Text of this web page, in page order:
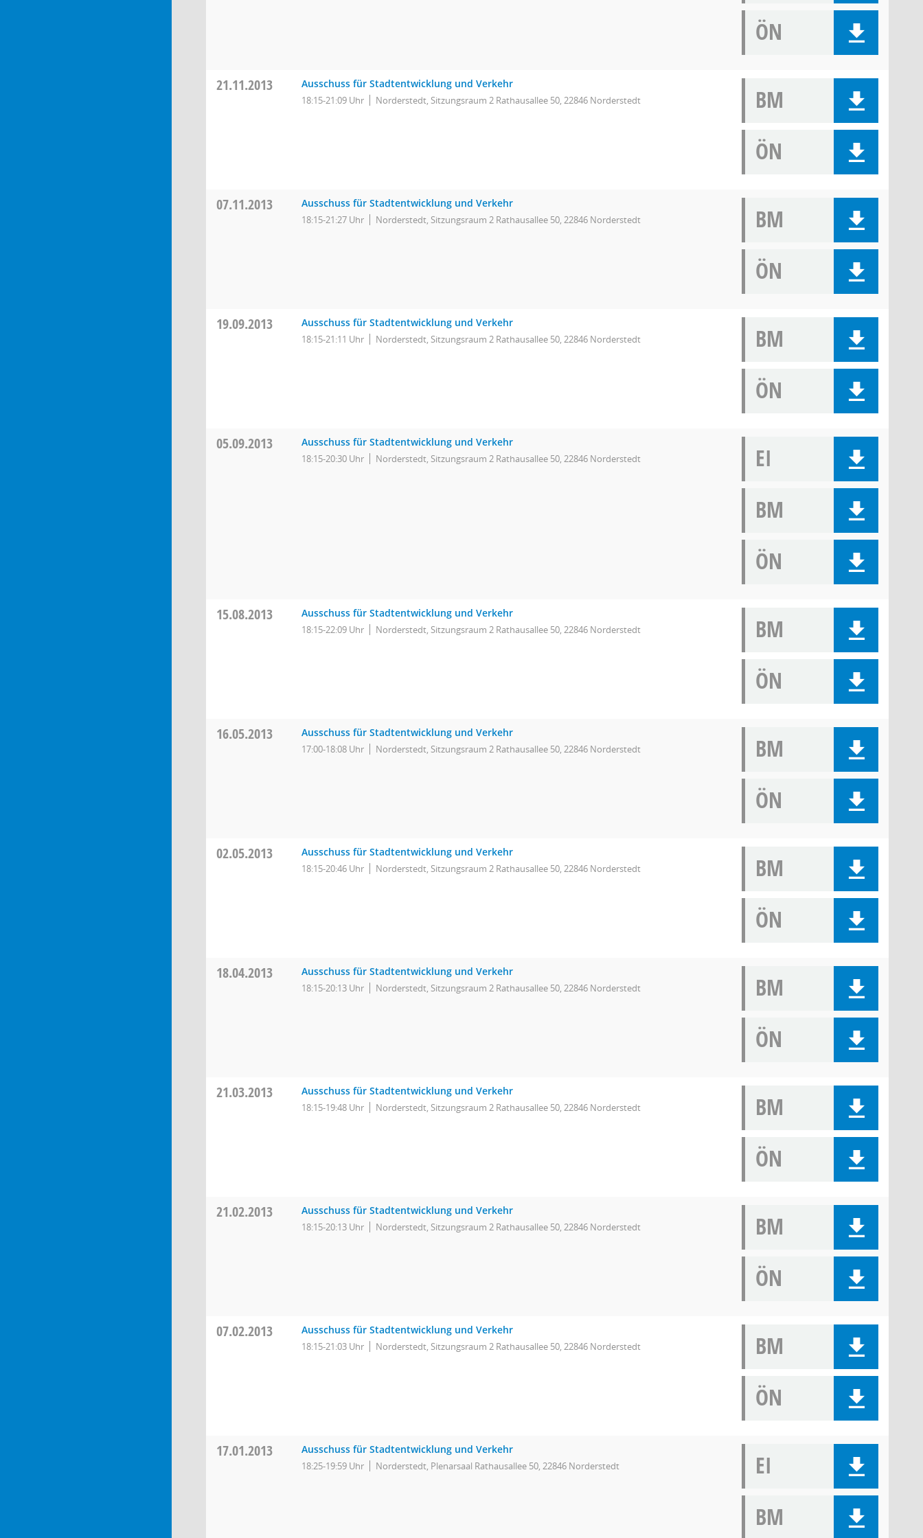
ÖN
21.11.2013 Ausschuss für Stadtentwicklung und Verkehr
18:15-21:09 Uhr Norderstedt, Sitzungsraum 2 Rathausallee 50, 22846 Norderstedt
BM
ÖN
07.11.2013 Ausschuss für Stadtentwicklung und Verkehr
18:15-21:27 Uhr Norderstedt, Sitzungsraum 2 Rathausallee 50, 22846 Norderstedt
BM
ÖN
19.09.2013 Ausschuss für Stadtentwicklung und Verkehr
18:15-21:11 Uhr Norderstedt, Sitzungsraum 2 Rathausallee 50, 22846 Norderstedt
BM
ÖN
05.09.2013 Ausschuss für Stadtentwicklung und Verkehr
18:15-20:30 Uhr Norderstedt, Sitzungsraum 2 Rathausallee 50, 22846 Norderstedt
EI
BM
ÖN
15.08.2013 Ausschuss für Stadtentwicklung und Verkehr
18:15-22:09 Uhr Norderstedt, Sitzungsraum 2 Rathausallee 50, 22846 Norderstedt
BM
ÖN
16.05.2013 Ausschuss für Stadtentwicklung und Verkehr
17:00-18:08 Uhr Norderstedt, Sitzungsraum 2 Rathausallee 50, 22846 Norderstedt
BM
ÖN
02.05.2013 Ausschuss für Stadtentwicklung und Verkehr
18:15-20:46 Uhr Norderstedt, Sitzungsraum 2 Rathausallee 50, 22846 Norderstedt
BM
ÖN
18.04.2013 Ausschuss für Stadtentwicklung und Verkehr
18:15-20:13 Uhr Norderstedt, Sitzungsraum 2 Rathausallee 50, 22846 Norderstedt
BM
ÖN
21.03.2013 Ausschuss für Stadtentwicklung und Verkehr
18:15-19:48 Uhr Norderstedt, Sitzungsraum 2 Rathausallee 50, 22846 Norderstedt
BM
ÖN
21.02.2013 Ausschuss für Stadtentwicklung und Verkehr
18:15-20:13 Uhr Norderstedt, Sitzungsraum 2 Rathausallee 50, 22846 Norderstedt
BM
ÖN
07.02.2013 Ausschuss für Stadtentwicklung und Verkehr
18:15-21:03 Uhr Norderstedt, Sitzungsraum 2 Rathausallee 50, 22846 Norderstedt
BM
ÖN
17.01.2013 Ausschuss für Stadtentwicklung und Verkehr
18:25-19:59 Uhr Norderstedt, Plenarsaal Rathausallee 50, 22846 Norderstedt
EI
BM